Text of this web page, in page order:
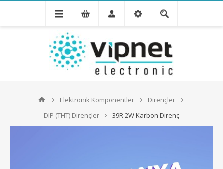
Elektronik Komponentler
Dirençler
DIP (THT) Dirençler
39R 2W Karbon Direnç